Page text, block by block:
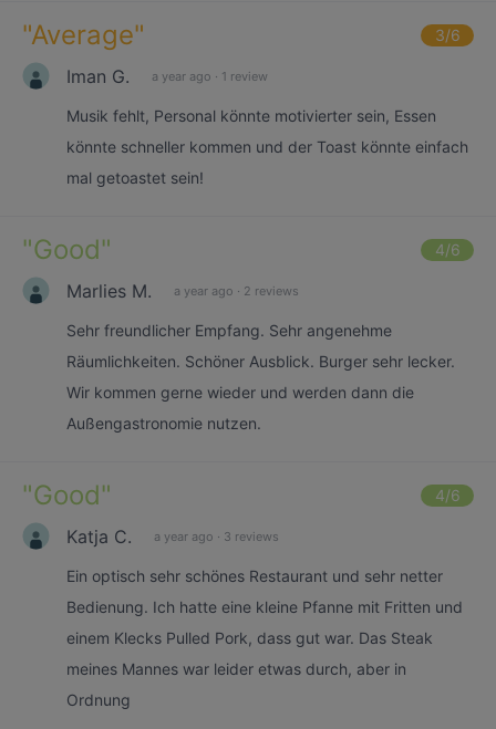
"Average" 3/6
Iman G. a year ago · 1 review
Musik fehlt, Personal könnte motivierter sein, Essen
könnte schneller kommen und der Toast könnte einfach
mal getoastet sein!
"Good" 4/6
Marlies M. a year ago · 2 reviews
Sehr freundlicher Empfang. Sehr angenehme
Räumlichkeiten. Schöner Ausblick. Burger sehr lecker.
Wir kommen gerne wieder und werden dann die
Außengastronomie nutzen.
"Good" 4/6
Katja C. a year ago · 3 reviews
Ein optisch sehr schönes Restaurant und sehr netter
Bedienung. Ich hatte eine kleine Pfanne mit Fritten und
einem Klecks Pulled Pork, dass gut war. Das Steak
meines Mannes war leider etwas durch, aber in
Ordnung